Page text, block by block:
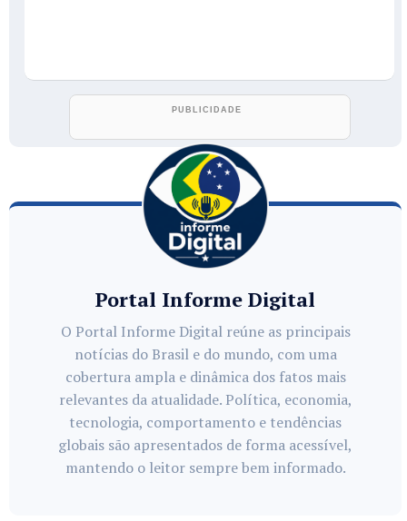
Portal Informe Digital
O Portal Informe Digital reúne as principais
notícias do Brasil e do mundo, com uma
cobertura ampla e dinâmica dos fatos mais
relevantes da atualidade. Política, economia,
tecnologia, comportamento e tendências
globais são apresentados de forma acessível,
mantendo o leitor sempre bem informado.